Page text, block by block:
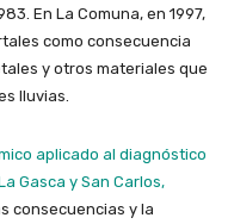
En La Comuna, en 1997,
como consecuencia
y otros materiales que
lluvias.
aplicado al diagnóstico
Gasca y San Carlos,
consecuencias y la